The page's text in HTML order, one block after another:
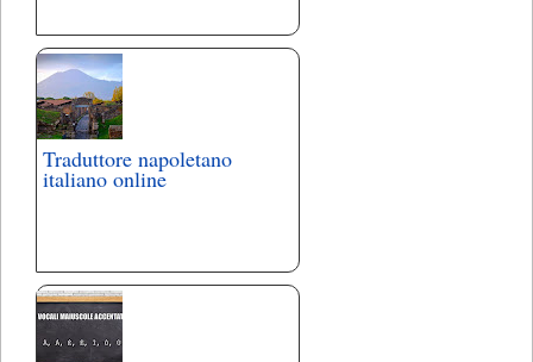
Traduttore napoletano
italiano online